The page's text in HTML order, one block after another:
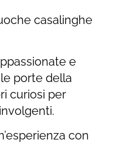
casalinghe
e
porte della
curiosi per
con